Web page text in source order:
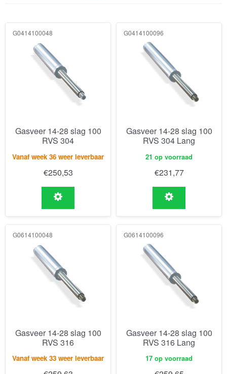
G0414100048
Gasveer 14-28 slag 100
RVS 304
Vanaf week 36 weer leverbaar
€250,53
G0414100096
Gasveer 14-28 slag 100
RVS 304 Lang
21 op voorraad
€231,77
G0614100048
Gasveer 14-28 slag 100
RVS 316
Vanaf week 33 weer leverbaar
G0614100096
Gasveer 14-28 slag 100
RVS 316 Lang
17 op voorraad